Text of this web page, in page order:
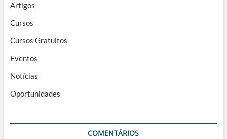
Artigos
Cursos
Cursos Gratuitos
Eventos
Notícias
Oportunidades
COMENTÁRIOS